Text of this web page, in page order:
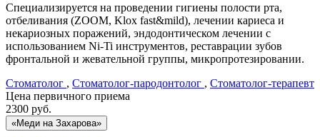
Специализируется на проведении гигиены полости рта,
отбеливания (ZOOM, Klox fast&mild), лечении кариеса и
некариозных поражений, эндодонтическом лечении с
использованием Ni-Ti инструментов, реставрации зубов
фронтальной и жевательной группы, микропротезировании.
Стоматолог , Стоматолог-пародонтолог , Стоматолог-терапевт
Цена первичного приема
2300 руб.
«Меди на Захарова»